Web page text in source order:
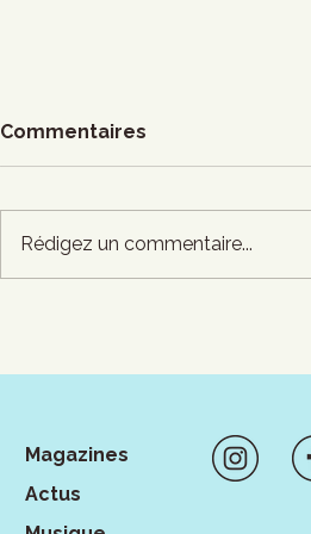
engagé·es
Commentaires
Rédigez un commentaire...
Magazines
Actus